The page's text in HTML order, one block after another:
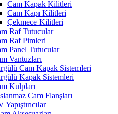
Cam Kapak Kilitleri
Cam Kapı Kilitleri
Çekmece Kilitleri
Raf Tutucular
Raf Pimleri
Panel Tutucular
Vantuzları
Cam Kapak Sistemleri
Kapak Sistemleri
Kulpları
Cam Flanşları
Yapıştırıcılar